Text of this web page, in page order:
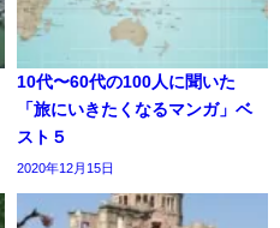
10代〜60代の100人に聞いた
「旅にいきたくなるマンガ」ベ
スト５
2020年12月15日